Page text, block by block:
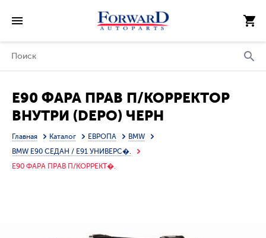
E90 ФАРА ПРАВ П/КОРРЕКТОР
ВНУТРИ (DEPO) ЧЕРН
Главная Каталог ЕВРОПА
BMW
BMW E90 СЕДАН / E91 УНИВЕРС�.
E90 ФАРА ПРАВ П/КОРРЕКТ�.